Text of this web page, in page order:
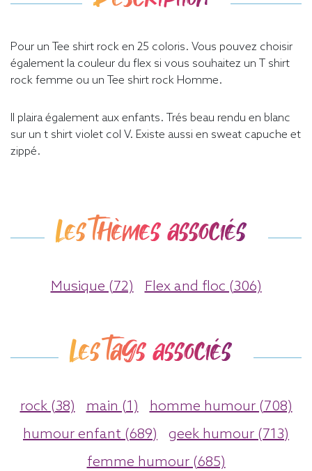
Pour un Tee shirt rock en 25 coloris. Vous pouvez choisir
également la couleur du flex si vous souhaitez un T shirt
rock femme ou un Tee shirt rock Homme.
Il plaira également aux enfants. Trés beau rendu en blanc
sur un t shirt violet col V. Existe aussi en sweat capuche et
zippé.
Les thèmes associés
Musique (72) Flex and floc (306)
Les tags associés
rock (38) main (1)
homme humour (708)
humour enfant (689)
geek humour (713)
femme humour (685)